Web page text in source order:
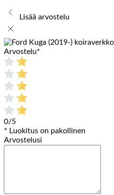
Lisää arvostelu
Arvostelu*
0/5
* Luokitus on pakollinen
Arvostelusi